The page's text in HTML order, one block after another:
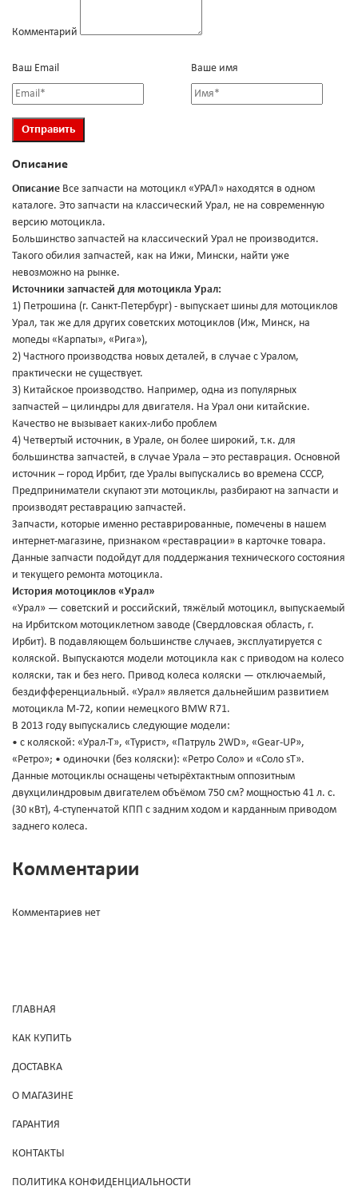
Комментарий
Ваш Email Ваше имя
Описание
Описание Все запчасти на мотоцикл «УРАЛ» находятся в одном
каталоге. Это запчасти на классический Урал, не на современную
версию мотоцикла.
Большинство запчастей на классический Урал не производится.
Такого обилия запчастей, как на Ижи, Мински, найти уже
невозможно на рынке.
Источники запчастей для мотоцикла Урал:
1) Петрошина (г. Санкт-Петербург) - выпускает шины для мотоциклов
Урал, так же для других советских мотоциклов (Иж, Минск, на
мопеды «Карпаты», «Рига»),
2) Частного производства новых деталей, в случае с Уралом,
практически не существует.
3) Китайское производство. Например, одна из популярных
запчастей – цилиндры для двигателя. На Урал они китайские.
Качество не вызывает каких-либо проблем
4) Четвертый источник, в Урале, он более широкий, т.к. для
большинства запчастей, в случае Урала – это реставрация. Основной
источник – город Ирбит, где Уралы выпускались во времена СССР,
Предприниматели скупают эти мотоциклы, разбирают на запчасти и
производят реставрацию запчастей.
Запчасти, которые именно реставрированные, помечены в нашем
интернет-магазине, признаком «реставрации» в карточке товара.
Данные запчасти подойдут для поддержания технического состояния
и текущего ремонта мотоцикла.
История мотоциклов «Урал»
«Урал» — советский и российский, тяжёлый мотоцикл, выпускаемый
на Ирбитском мотоциклетном заводе (Свердловская область, г.
Ирбит). В подавляющем большинстве случаев, эксплуатируется с
коляской. Выпускаются модели мотоцикла как с приводом на колесо
коляски, так и без него. Привод колеса коляски — отключаемый,
бездифференциальный. «Урал» является дальнейшим развитием
мотоцикла М-72, копии немецкого BMW R71.
В 2013 году выпускались следующие модели:
• с коляской: «Урал-Т», «Турист», «Патруль 2WD», «Gear-UP»,
«Ретро»; • одиночки (без коляски): «Ретро Соло» и «Соло sT».
Данные мотоциклы оснащены четырёхтактным оппозитным
двухцилиндровым двигателем объёмом 750 см? мощностью 41 л. с.
(30 кВт), 4-ступенчатой КПП с задним ходом и карданным приводом
заднего колеса.
Комментарии
Комментариев нет
ГЛАВНАЯ
КАК КУПИТЬ
ДОСТАВКА
О МАГАЗИНЕ
ГАРАНТИЯ
КОНТАКТЫ
ПОЛИТИКА КОНФИДЕНЦИАЛЬНОСТИ